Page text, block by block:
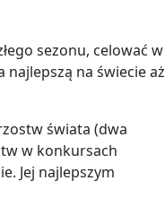
sezonu, celować w
na świecie aż
świata (dwa
w konkursach
Jej najlepszym